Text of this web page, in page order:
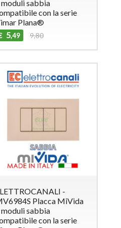
moduli sabbia
con la serie
Plana®
5,49 9,80
-
Placca MiVida
sabbia
con la serie